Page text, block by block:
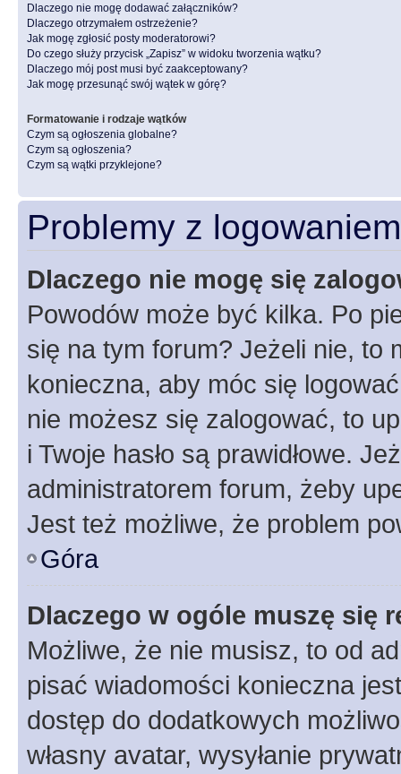
Dlaczego nie mogę dodawać załączników?
Dlaczego otrzymałem ostrzeżenie?
Jak mogę zgłosić posty moderatorowi?
Do czego służy przycisk „Zapisz” w widoku tworzenia wątku?
Dlaczego mój post musi być zaakceptowany?
Jak mogę przesunąć swój wątek w górę?
Formatowanie i rodzaje wątków
Czym są ogłoszenia globalne?
Czym są ogłoszenia?
Czym są wątki przyklejone?
Problemy z
Dlaczego nie mogę się
Powodów może być kilka. Po
się na tym forum? Jeżeli nie, to
konieczna, aby móc się
nie możesz się zalogować, to
i Twoje hasło są prawidłowe.
administratorem forum, żeby
Jest też możliwe, że problem
Góra
Dlaczego w ogóle muszę się
Możliwe, że nie musisz, to od
pisać wiadomości konieczna
dostęp do dodatkowych
własny avatar, wysyłanie